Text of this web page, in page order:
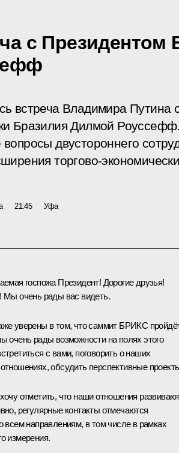
с
встреча Владимира
Бразилия Дилмой
двустороннего
торгово-
21:45 Уфа
госпожа Президент! Дорогие друзья!
Мы очень рады вас видеть.
уверены в том, что саммит БРИКС
очень рады возможности на полях этого
с вами, поговорить о наших
обсудить перспективные
отметить, что наши отношения
регулярные контакты отмечаются
всем направлениям, в том числе в рамках
измерения.